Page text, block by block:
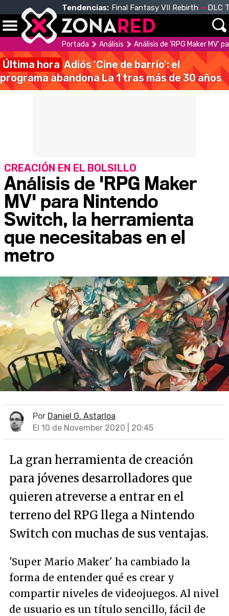
Tendencias: Final Fantasy VII Rebirth DLC
Portada Análisis Análisis de 'RPG Maker MV'
Última hora Adiós 'Cine de barrio': el
programa abandona La 1 tras más de 30 años
Análisis de 'RPG Maker
MV' para Nintendo
Switch, la herramienta
que necesitabas en el
metro
CREACIÓN EN EL BOLSILLO
Por Daniel G. Astarloa
El 10 de November 2020 | 20:45
La gran herramienta de creación
para jóvenes desarrolladores que
quieren atreverse a entrar en el
terreno del RPG llega a Nintendo
Switch con muchas de sus ventajas.
'Super Mario Maker' ha cambiado la
forma de entender qué es crear y
compartir niveles de videojuegos. Al nivel
de usuario es un título sencillo, fácil de